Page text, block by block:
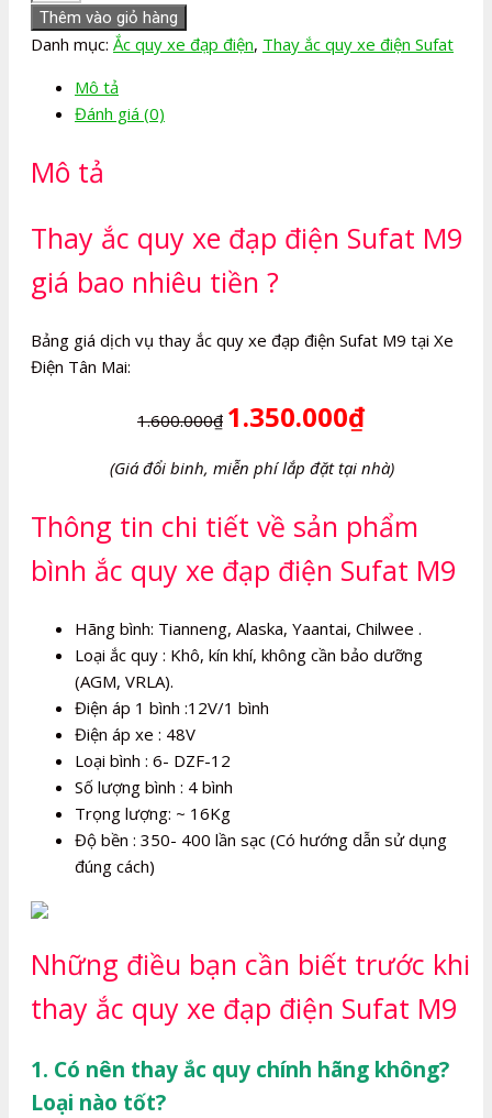
Ắc
quy
đạp
điện
M9
lượng
Thêm vào giỏ hàng
Danh mục: Ắc quy xe đạp điện, Thay ắc quy xe điện Sufat
Mô tả
Đánh giá (0)
Mô tả
Thay ắc quy xe đạp điện Sufat M9
giá bao nhiêu tiền ?
Bảng giá dịch vụ thay ắc quy xe đạp điện Sufat M9 tại Xe
Điện Tân Mai:
1.600.000₫ 1.350.000₫
(Giá đổi binh, miễn phí lắp đặt tại nhà)
Thông tin chi tiết về sản phẩm
bình ắc quy xe đạp điện Sufat M9
Hãng bình: Tianneng, Alaska, Yaantai, Chilwee .
Loại ắc quy : Khô, kín khí, không cần bảo dưỡng
(AGM, VRLA).
Điện áp 1 bình :12V/1 bình
Điện áp xe : 48V
Loại bình : 6- DZF-12
Số lượng bình : 4 bình
Trọng lượng: ~ 16Kg
Độ bền : 350- 400 lần sạc (Có hướng dẫn sử dụng
đúng cách)
Những điều bạn cần biết trước khi
thay ắc quy xe đạp điện Sufat M9
1. Có nên thay ắc quy chính hãng không?
Loại nào tốt?